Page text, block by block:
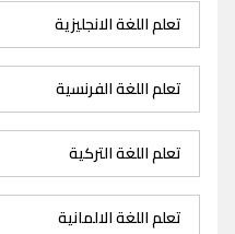
تعلم اللغة الانجليزية
تعلم اللغة الفرنسية
تعلم اللغة التركية
تعلم اللغة الالمانية